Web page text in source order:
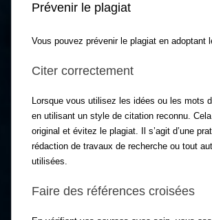
Prévenir le plagiat
Vous pouvez prévenir le plagiat en adoptant
Citer correctement
Lorsque vous utilisez les idées ou les mots
en utilisant un style de citation reconnu.
original et évitez le plagiat. Il s’agit d’une
rédaction de travaux de recherche ou tout
utilisées.
Faire des références croisées